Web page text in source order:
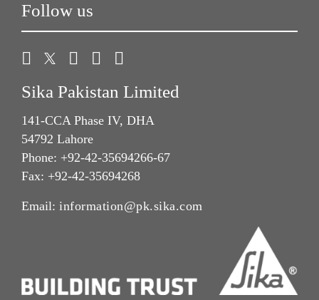
Follow us
Sika Pakistan Limited
141-CCA Phase IV, DHA
54792 Lahore
Phone: +92-42-35694266-67
Fax: +92-42-35694268
Email: information@pk.sika.com